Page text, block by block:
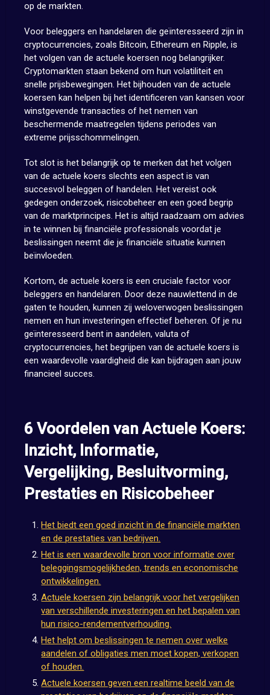
op de markten.
Voor beleggers en handelaren die geïnteresseerd zijn in
cryptocurrencies, zoals Bitcoin, Ethereum en Ripple, is
het volgen van de actuele koersen nog belangrijker.
Cryptomarkten staan bekend om hun volatiliteit en
snelle prijsbewegingen. Het bijhouden van de actuele
koersen kan helpen bij het identificeren van kansen voor
winstgevende transacties of het nemen van
beschermende maatregelen tijdens periodes van
extreme prijsschommelingen.
Tot slot is het belangrijk op te merken dat het volgen
van de actuele koers slechts een aspect is van
succesvol beleggen of handelen. Het vereist ook
gedegen onderzoek, risicobeheer en een goed begrip
van de marktprincipes. Het is altijd raadzaam om advies
in te winnen bij financiële professionals voordat je
beslissingen neemt die je financiële situatie kunnen
beïnvloeden.
Kortom, de actuele koers is een cruciale factor voor
beleggers en handelaren. Door deze nauwlettend in de
gaten te houden, kunnen zij weloverwogen beslissingen
nemen en hun investeringen effectief beheren. Of je nu
geïnteresseerd bent in aandelen, valuta of
cryptocurrencies, het begrijpen van de actuele koers is
een waardevolle vaardigheid die kan bijdragen aan jouw
financieel succes.
6 Voordelen van Actuele Koers:
Inzicht, Informatie,
Vergelijking, Besluitvorming,
Prestaties en Risicobeheer
Het biedt een goed inzicht in de financiële markten
en de prestaties van bedrijven.
Het is een waardevolle bron voor informatie over
beleggingsmogelijkheden, trends en economische
ontwikkelingen.
Actuele koersen zijn belangrijk voor het vergelijken
van verschillende investeringen en het bepalen van
hun risico-rendementverhouding.
Het helpt om beslissingen te nemen over welke
aandelen of obligaties men moet kopen, verkopen
of houden.
Actuele koersen geven een realtime beeld van de